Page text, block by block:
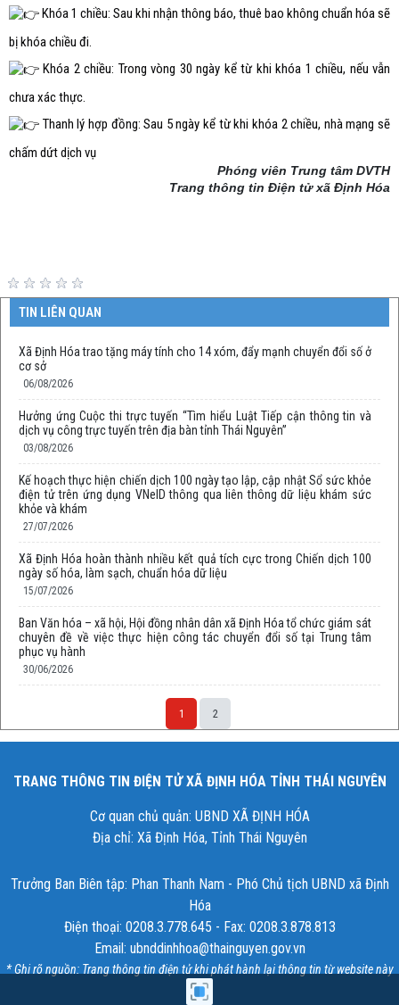
Khóa 1 chiều: Sau khi nhận thông báo, thuê bao không chuẩn hóa sẽ
bị khóa chiều đi.
Khóa 2 chiều: Trong vòng 30 ngày kể từ khi khóa 1 chiều, nếu vẫn
chưa xác thực.
Thanh lý hợp đồng: Sau 5 ngày kể từ khi khóa 2 chiều, nhà mạng sẽ
chấm dứt dịch vụ
Phóng viên Trung tâm DVTH
Trang thông tin Điện tử xã Định Hóa
TIN LIÊN QUAN
Xã Định Hóa trao tặng máy tính cho 14 xóm, đẩy mạnh chuyển đổi số ở
cơ sở
06/08/2026
Hưởng ứng Cuộc thi trực tuyến “Tìm hiểu Luật Tiếp cận thông tin và
dịch vụ công trực tuyến trên địa bàn tỉnh Thái Nguyên”
03/08/2026
Kế hoạch thực hiện chiến dịch 100 ngày tạo lập, cập nhật Sổ sức khỏe
điện tử trên ứng dụng VNeID thông qua liên thông dữ liệu khám sức
khỏe và khám
27/07/2026
Xã Định Hóa hoàn thành nhiều kết quả tích cực trong Chiến dịch 100
ngày số hóa, làm sạch, chuẩn hóa dữ liệu
15/07/2026
Ban Văn hóa – xã hội, Hội đồng nhân dân xã Định Hóa tổ chức giám sát
chuyên đề về việc thực hiện công tác chuyển đổi số tại Trung tâm
phục vụ hành
30/06/2026
1 2
TRANG THÔNG TIN ĐIỆN TỬ XÃ ĐỊNH HÓA TỈNH THÁI NGUYÊN
Cơ quan chủ quản: UBND XÃ ĐỊNH HÓA
Địa chỉ: Xã Định Hóa, Tỉnh Thái Nguyên
Trưởng Ban Biên tập: Phan Thanh Nam - Phó Chủ tịch UBND xã Định
Hóa
Điện thoại: 0208.3.778.645 - Fax: 0208.3.878.813
Email: ubnddinhhoa@thainguyen.gov.vn
* Ghi rõ nguồn: Trang thông tin điện tử khi phát hành lại thông tin từ website này